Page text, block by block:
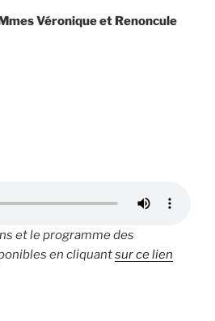
Véronique et Renoncule
et le programme des
en cliquantsur ce lien